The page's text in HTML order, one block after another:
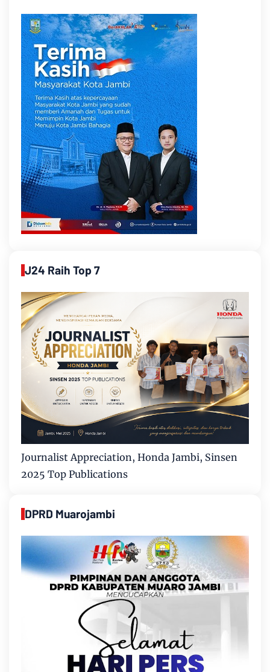
J24 Raih Top 7
Journalist Appreciation, Honda Jambi, Sinsen
2025 Top Publications
DPRD Muarojambi